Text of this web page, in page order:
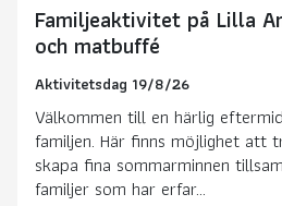
Familjeaktivitet på Lilla
och matbuffé
Aktivitetsdag 19/8/26
Välkommen till en härlig
familjen. Här finns möjlighet att
skapa fina sommarminnen
familjer som har erfar...